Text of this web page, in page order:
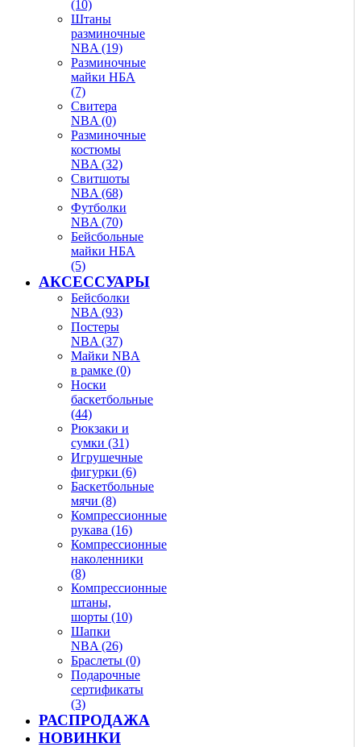
(10)
Штаны
разминочные
NBA (19)
Разминочные
майки НБА
(7)
Свитера
NBA (0)
Разминочные
костюмы
NBA (32)
Свитшоты
NBA (68)
Футболки
NBA (70)
Бейсбольные
майки НБА
(5)
АКСЕССУАРЫ
Бейсболки
NBA (93)
Постеры
NBA (37)
Майки NBA
в рамке (0)
Носки
баскетбольные
(44)
Рюкзаки и
сумки (31)
Игрушечные
фигурки (6)
Баскетбольные
мячи (8)
Компрессионные
рукава (16)
Компрессионные
наколенники
(8)
Компрессионные
штаны,
шорты (10)
Шапки
NBA (26)
Браслеты (0)
Подарочные
сертификаты
(3)
РАСПРОДАЖА
НОВИНКИ